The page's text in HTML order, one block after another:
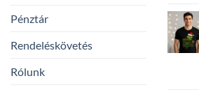
Pénztár
Rendeléskövetés
Rólunk